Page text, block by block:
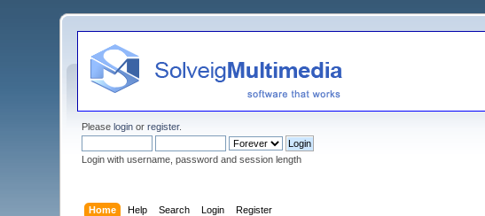
Pleaselogin orregister.
Login with username, password and session length
Home Help Search Login Register